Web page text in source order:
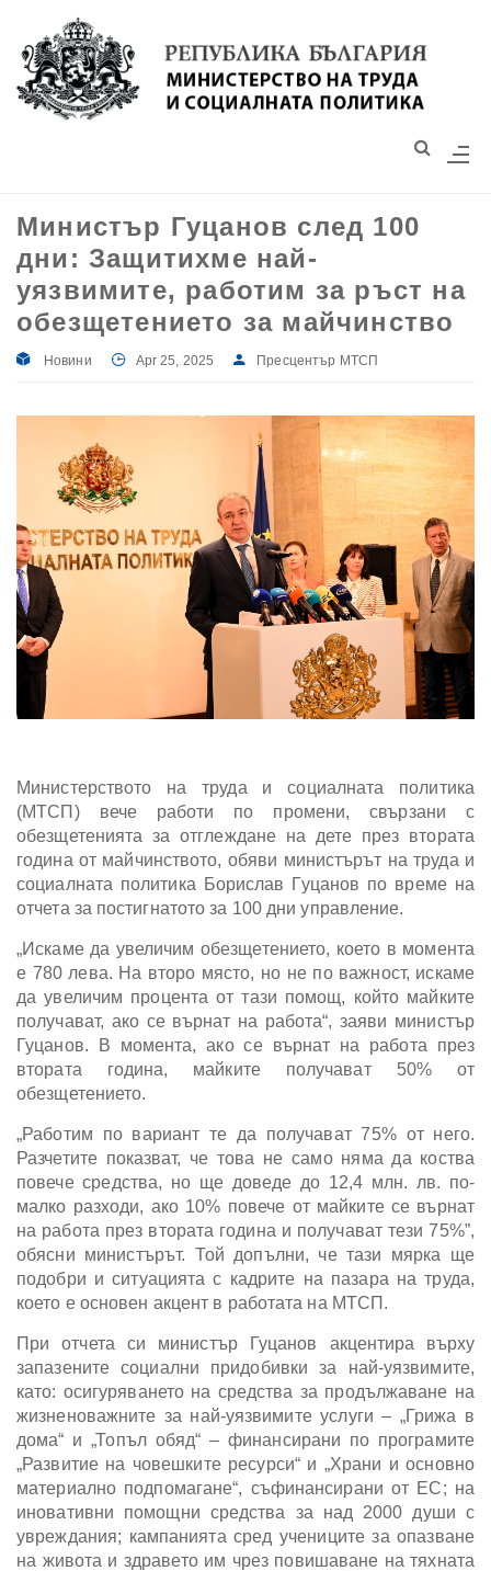
Моля,
обърнете
със
система
Министър Гуцанов след 100
дни: Защитихме най-
уязвимите, работим за ръст на
обезщетението за майчинство
Новини Apr 25, 2025 Пресцентър МТСП
Министерството на труда и социалната политика
(МТСП) вече работи по промени, свързани с
обезщетенията за отглеждане на дете през втората
година от майчинството, обяви министърът на труда и
социалната политика Борислав Гуцанов по време на
отчета за постигнатото за 100 дни управление.
„Искаме да увеличим обезщетението, което в момента
е 780 лева. На второ място, но не по важност, искаме
да увеличим процента от тази помощ, който майките
получават, ако се върнат на работа“, заяви министър
Гуцанов. В момента, ако се върнат на работа през
втората година, майките получават 50% от
обезщетението.
„Работим по вариант те да получават 75% от него.
Разчетите показват, че това не само няма да коства
повече средства, но ще доведе до 12,4 млн. лв. по-
малко разходи, ако 10% повече от майките се върнат
на работа през втората година и получават тези 75%”,
обясни министърът. Той допълни, че тази мярка ще
подобри и ситуацията с кадрите на пазара на труда,
което е основен акцент в работата на МТСП.
При отчета си министър Гуцанов акцентира върху
запазените социални придобивки за най-уязвимите,
като: осигуряването на средства за продължаване на
жизненоважните за най-уязвимите услуги – „Грижа в
дома“ и „Топъл обяд“ – финансирани по програмите
„Развитие на човешките ресурси“ и „Храни и основно
материално подпомагане“, съфинансирани от ЕС; на
иновативни помощни средства за над 2000 души с
увреждания; кампанията сред учениците за опазване
на живота и здравето им чрез повишаване на тяхната